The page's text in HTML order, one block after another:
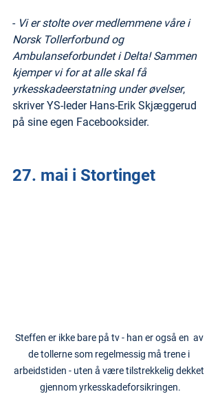
- Vi er stolte over medlemmene våre i
Norsk Tollerforbund og
Ambulanseforbundet i Delta! Sammen
kjemper vi for at alle skal få
yrkesskadeerstatning under øvelser,
skriver YS-leder Hans-Erik Skjæggerud
på sine egen Facebooksider.
27. mai i Stortinget
Steffen er ikke bare på tv - han er også en  av
de tollerne som regelmessig må trene i
arbeidstiden - uten å være tilstrekkelig dekket
gjennom yrkesskadeforsikringen.